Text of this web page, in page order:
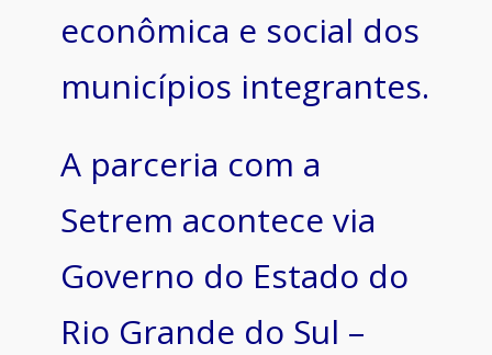
econômica e social dos
municípios integrantes.
A parceria com a
Setrem acontece via
Governo do Estado do
Rio Grande do Sul –